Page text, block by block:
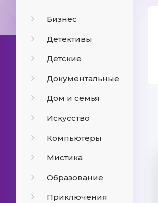
Бизнес
Детективы
Детские
Документальные
Дом и семья
Искусство
Компьютеры
Мистика
Образование
Приключения